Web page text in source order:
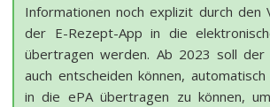
Informationen noch explizit durch den
der E-Rezept-App in die
übertragen werden. Ab 2023 soll der
auch entscheiden können,
in die ePA übertragen zu können,